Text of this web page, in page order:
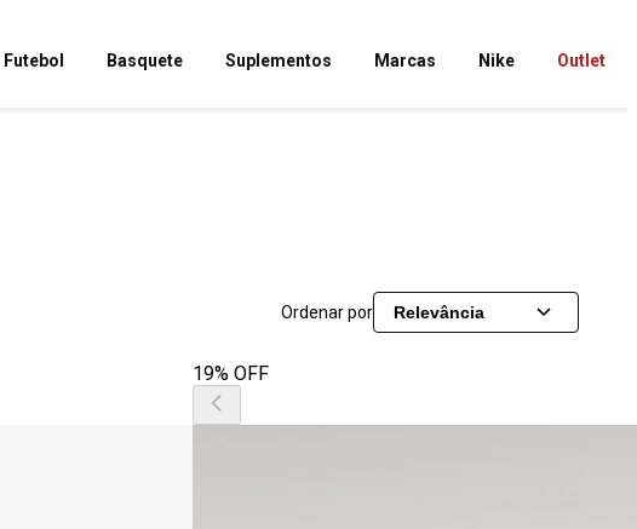
Futebol Basquete Suplementos Marcas Nike Outlet
Ordenar por Relevância
19% OFF